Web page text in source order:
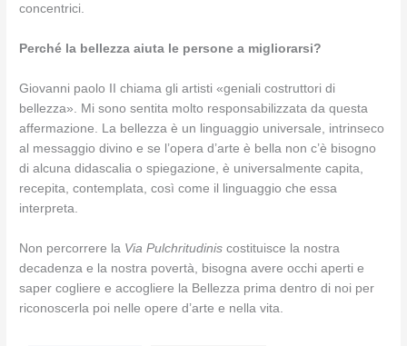
concentrici.
Perché la bellezza aiuta le persone a migliorarsi?
Giovanni paolo II chiama gli artisti «geniali costruttori di
bellezza». Mi sono sentita molto responsabilizzata da questa
affermazione. La bellezza è un linguaggio universale, intrinseco
al messaggio divino e se l’opera d’arte è bella non c’è bisogno
di alcuna didascalia o spiegazione, è universalmente capita,
recepita, contemplata, così come il linguaggio che essa
interpreta.
Non percorrere la Via Pulchritudiniscostituisce la nostra
decadenza e la nostra povertà, bisogna avere occhi aperti e
saper cogliere e accogliere la Bellezza prima dentro di noi per
riconoscerla poi nelle opere d’arte e nella vita.